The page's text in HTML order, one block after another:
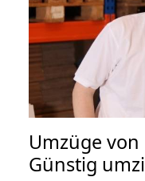
Umzüge von
Günstig